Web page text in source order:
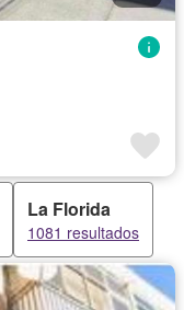
La Florida
1081 resultados